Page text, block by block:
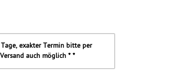
exakter Termin bitte per
auch möglich * *